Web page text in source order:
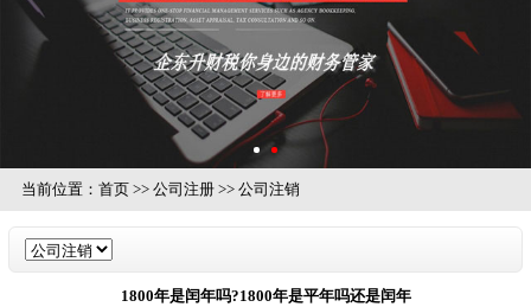
当前位置： 首页>> 公司注册>> 公司注销
1800年是闰年吗?1800年是平年吗还是闰年